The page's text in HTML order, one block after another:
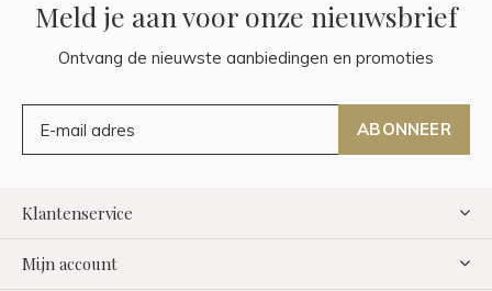
Meld je aan voor onze nieuwsbrief
Ontvang de nieuwste aanbiedingen en promoties
ABONNEER
Klantenservice
Mijn account